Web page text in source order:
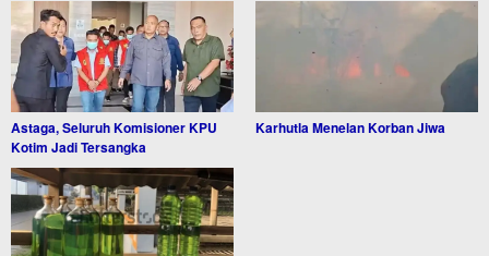
Astaga, Seluruh Komisioner KPU
Kotim Jadi Tersangka
Karhutla Menelan Korban Jiwa